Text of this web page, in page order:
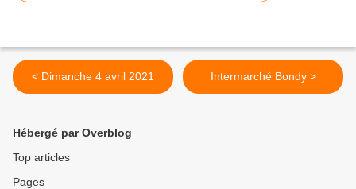
< Dimanche 4 avril 2021 Intermarché Bondy >
Hébergé par Overblog
Top articles
Pages